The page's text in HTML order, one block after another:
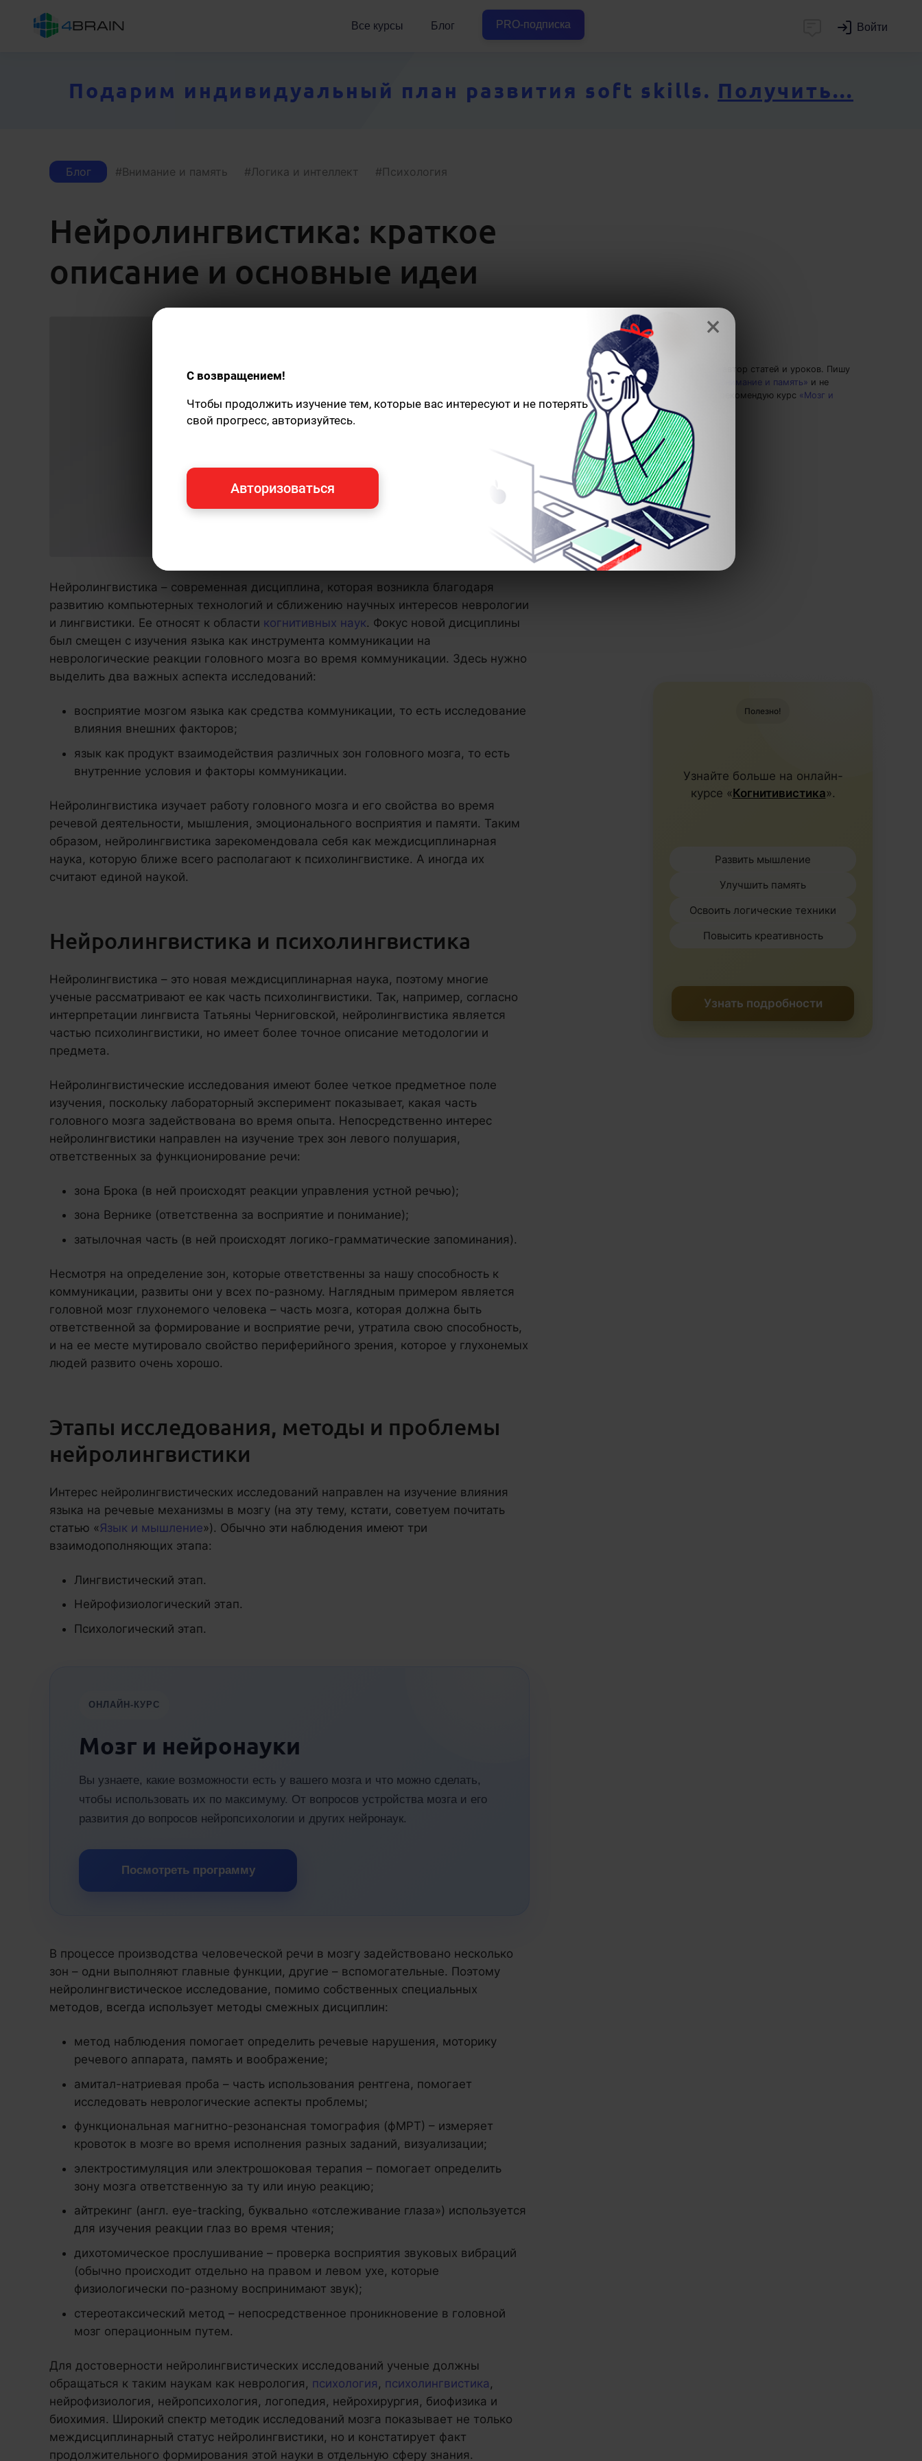
Все курсы Блог PRO-подписка Войти
Подарим индивидуальный план развития soft skills. Получить...
Блог Внимание и память Логика и интеллект Психология
Нейролингвистика: краткое
описание и основные идеи
Надя Скокова — автор статей и уроков. Пишу
статьи по теме
«Внимание и память» и не
только, а также рекомендую курс «Мозг и
нейронауки»
Нейролингвистика – современная дисциплина, которая возникла благодаря
развитию компьютерных технологий и сближению научных интересов неврологии
и лингвистики. Ее относят к области когнитивных наук. Фокус новой дисциплины
был смещен с изучения языка как инструмента коммуникации на
неврологические реакции головного мозга во время коммуникации. Здесь нужно
выделить два важных аспекта исследований:
восприятие мозгом языка как средства коммуникации, то есть исследование
влияния внешних факторов;
язык как продукт взаимодействия различных зон головного мозга, то есть
внутренние условия и факторы коммуникации.
Нейролингвистика изучает работу головного мозга и его свойства во время
речевой деятельности, мышления, эмоционального восприятия и памяти. Таким
образом, нейролингвистика зарекомендовала себя как междисциплинарная
наука, которую ближе всего располагают к психолингвистике. А иногда их
считают единой наукой.
Нейролингвистика и психолингвистика
Нейролингвистика – это новая междисциплинарная наука, поэтому многие
ученые рассматривают ее как часть психолингвистики. Так, например, согласно
интерпретации лингвиста Татьяны Черниговской, нейролингвистика является
частью психолингвистики, но имеет более точное описание методологии и
предмета.
Нейролингвистические исследования имеют более четкое предметное поле
изучения, поскольку лабораторный эксперимент показывает, какая часть
головного мозга задействована во время опыта. Непосредственно интерес
нейролингвистики направлен на изучение трех зон левого полушария,
ответственных за функционирование речи:
зона Брока (в ней происходят реакции управления устной речью);
зона Вернике (ответственна за восприятие и понимание);
затылочная часть (в ней происходят логико-грамматические запоминания).
Несмотря на определение зон, которые ответственны за нашу способность к
коммуникации, развиты они у всех по-разному. Наглядным примером является
головной мозг глухонемого человека – часть мозга, которая должна быть
ответственной за формирование и восприятие речи, утратила свою способность,
и на ее месте мутировало свойство периферийного зрения, которое у глухонемых
людей развито очень хорошо.
Этапы исследования, методы и проблемы
нейролингвистики
Интерес нейролингвистических исследований направлен на изучение влияния
языка на речевые механизмы в мозгу (на эту тему, кстати, советуем почитать
статью «Язык и мышление»). Обычно эти наблюдения имеют три
взаимодополняющих этапа:
Лингвистический этап.
Нейрофизиологический этап.
Психологический этап.
ОНЛАЙН-КУРС
Мозг и нейронауки
Вы узнаете, какие возможности есть у вашего мозга и что можно сделать,
чтобы использовать их по максимуму. От вопросов устройства мозга и его
развития до вопросов нейропсихологии и других нейронаук.
Посмотреть программу
В процессе производства человеческой речи в мозгу задействовано несколько
зон – одни выполняют главные функции, другие – вспомогательные. Поэтому
нейролингвистическое исследование, помимо собственных специальных
методов, всегда использует методы смежных дисциплин:
метод наблюдения помогает определить речевые нарушения, моторику
речевого аппарата, память и воображение;
амитал-натриевая проба – часть использования рентгена, помогает
исследовать неврологические аспекты проблемы;
функциональная магнитно-резонансная томография (фМРТ) – измеряет
кровоток в мозге во время исполнения разных заданий, визуализации;
электростимуляция или электрошоковая терапия – помогает определить
зону мозга ответственную за ту или иную реакцию;
айтрекинг (англ. eye-tracking, буквально «отслеживание глаза») используется
для изучения реакции глаз во время чтения;
дихотомическое прослушивание – проверка восприятия звуковых вибраций
(обычно происходит отдельно на правом и левом ухе, которые
физиологически по-разному воспринимают звук);
стереотаксический метод – непосредственное проникновение в головной
мозг операционным путем.
Для достоверности нейролингвистических исследований ученые должны
обращаться к таким наукам как неврология, психология , психолингвистика ,
нейрофизиология, нейропсихология, логопедия, нейрохирургия, биофизика и
биохимия. Широкий спектр методик исследований мозга показывает не только
междисциплинарный статус нейролингвистики, но и констатирует факт
продолжительного формирования этой науки в отдельную сферу знания.
Полезно!
Узнайте больше на онлайн-
курсе «Когнитивистика».
Развить мышление
Улучшить память
Освоить логические техники
Повысить креативность
Узнать подробности
×
С возвращением!
Чтобы продолжить изучение тем, которые вас интересуют и не потерять
свой прогресс, авторизуйтесь.
Авторизоваться